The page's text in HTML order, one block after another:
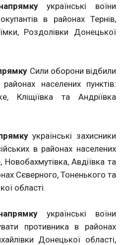
українські воїни
в районах Тернів,
Роздолівки Донецької
Сили оборони відбили
населених пунктів:
Кліщіївка та Андріївка
українські захисники
в районах населених
Новобахмутівка, Авдіївка та
Сєверного, Тоненького та
області.
українські воїни
противника в районах
Донецької області,